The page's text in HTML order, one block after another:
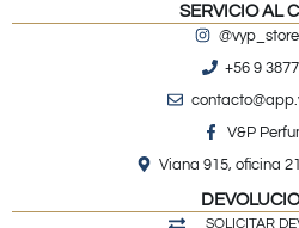
SERVICIO AL
+56 9
V&P
Viana 915, oficina
SOLICITAR